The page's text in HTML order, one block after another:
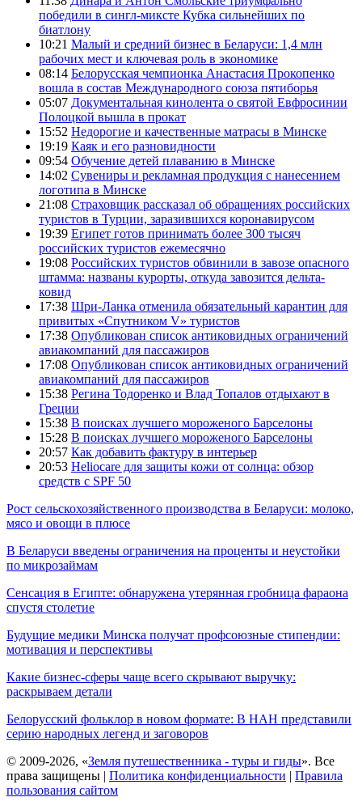
победили в сингл-миксте Кубка сильнейших по
биатлону
10:21 Малый и средний бизнес в Беларуси: 1,4 млн
рабочих мест и ключевая роль в экономике
08:14 Белорусская чемпионка Анастасия Прокопенко
вошла в состав Международного союза пятиборья
05:07 Документальная кинолента о святой Евфросинии
Полоцкой вышла в прокат
15:52 Недорогие и качественные матрасы в Минске
19:19 Каяк и его разновидности
09:54 Обучение детей плаванию в Минске
14:02 Сувениры и рекламная продукция с нанесением
логотипа в Минске
21:08 Страховщик рассказал об обращениях российских
туристов в Турции, заразившихся коронавирусом
19:39 Египет готов принимать более 300 тысяч
российских туристов ежемесячно
19:08 Российских туристов обвинили в завозе опасного
штамма: названы курорты, откуда завозится дельта-
ковид
17:38 Шри-Ланка отменила обязательный карантин для
привитых «Спутником V» туристов
17:38 Опубликован список антиковидных ограничений
авиакомпаний для пассажиров
17:08 Опубликован список антиковидных ограничений
авиакомпаний для пассажиров
15:38 Регина Тодоренко и Влад Топалов отдыхают в
Греции
15:38 В поисках лучшего мороженого Барселоны
15:28 В поисках лучшего мороженого Барселоны
20:57 Как добавить фактуру в интерьер
20:53 Heliocare для защиты кожи от солнца: обзор
средств с SPF 50
Рост сельскохозяйственного производства в Беларуси: молоко,
мясо и овощи в плюсе
В Беларуси введены ограничения на проценты и неустойки
по микрозаймам
Сенсация в Египте: обнаружена утерянная гробница фараона
спустя столетие
Будущие медики Минска получат профсоюзные стипендии:
мотивация и перспективы
Какие бизнес-сферы чаще всего скрывают выручку:
раскрываем детали
Белорусский фольклор в новом формате: В НАН представили
серию народных легенд и заговоров
© 2009-2026, «Земля путешественника - туры и гиды». Все
права защищены | Политика конфиденциальности | Правила
пользования сайтом